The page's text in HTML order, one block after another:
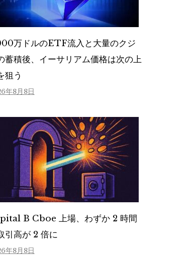
万ドルのETF流入と大量のクジ
蓄積後、イーサリアム価格は次の上
狙う
年8月8日
B Cboe 上場、わずか 2 時間
引高が 2 倍に
年8月8日